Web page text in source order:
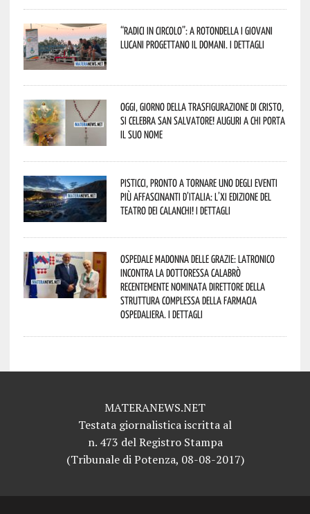
“Radici in Circolo”: a Rotondella i giovani
lucani progettano il domani. I dettagli
Oggi, giorno della Trasfigurazione di Cristo,
si celebra San Salvatore! Auguri a chi porta
il suo nome
Pisticci, pronto a tornare uno degli eventi
più affascinanti d’Italia: l’XI edizione del
Teatro dei Calanchi! I dettagli
Ospedale Madonna delle Grazie: Latronico
incontra la dottoressa Calabrò
recentemente nominata Direttore della
Struttura Complessa della Farmacia
Ospedaliera. I dettagli
MATERANEWS.NET
Testata giornalistica iscritta al
n. 473 del Registro Stampa
(Tribunale di Potenza, 08-08-2017)